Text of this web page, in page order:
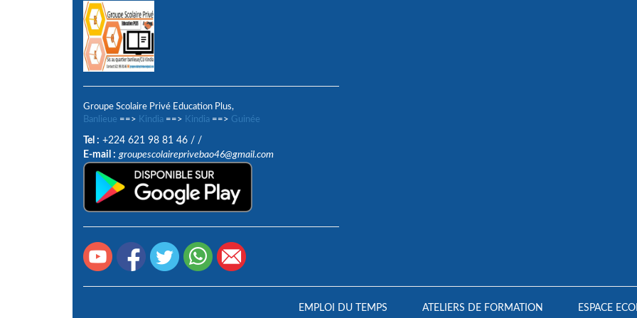
Groupe Scolaire Privé Education Plus,
Banlieue ==> Kindia ==> Kindia ==> Guinée
Tel : +224 621 98 81 46 / /
E-mail : groupescolaireprivebao46@gmail.com
EMPLOI DU TEMPS ATELIERS DE FORMATION ESPACE